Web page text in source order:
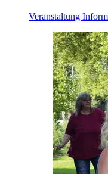
Veranstaltung